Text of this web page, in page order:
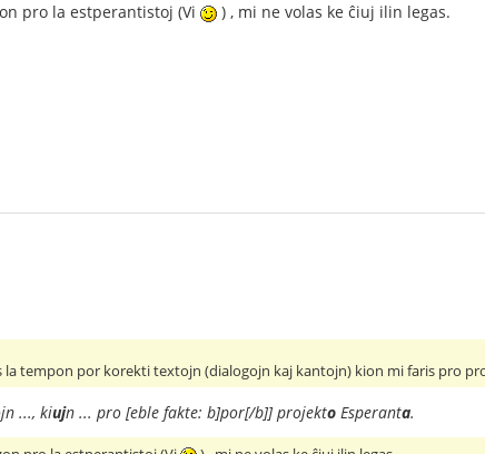
pro la estperantistoj (Vi ) , mi ne volas ke ĉiuj ilin legas.
la tempon por korekti textojn (dialogojn kaj kantojn) kion mi faris pro
..., kiujn ... pro [eble fakte: b]por[/b]] projekto Esperanta.